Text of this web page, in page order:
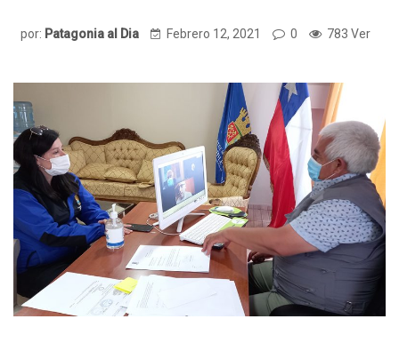
por: Patagonia al Dia Febrero 12, 2021 0 783 Ver